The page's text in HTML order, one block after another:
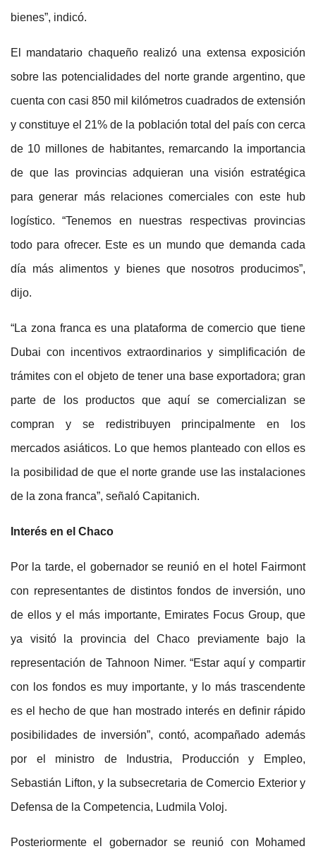
bienes”, indicó.
El mandatario chaqueño realizó una extensa exposición
sobre las potencialidades del norte grande argentino, que
cuenta con casi 850 mil kilómetros cuadrados de extensión
y constituye el 21% de la población total del país con cerca
de 10 millones de habitantes, remarcando la importancia
de que las provincias adquieran una visión estratégica
para generar más relaciones comerciales con este hub
logístico. “Tenemos en nuestras respectivas provincias
todo para ofrecer. Este es un mundo que demanda cada
día más alimentos y bienes que nosotros producimos”,
dijo.
“La zona franca es una plataforma de comercio que tiene
Dubai con incentivos extraordinarios y simplificación de
trámites con el objeto de tener una base exportadora; gran
parte de los productos que aquí se comercializan se
compran y se redistribuyen principalmente en los
mercados asiáticos. Lo que hemos planteado con ellos es
la posibilidad de que el norte grande use las instalaciones
de la zona franca”, señaló Capitanich.
Interés en el Chaco
Por la tarde, el gobernador se reunió en el hotel Fairmont
con representantes de distintos fondos de inversión, uno
de ellos y el más importante, Emirates Focus Group, que
ya visitó la provincia del Chaco previamente bajo la
representación de Tahnoon Nimer. “Estar aquí y compartir
con los fondos es muy importante, y lo más trascendente
es el hecho de que han mostrado interés en definir rápido
posibilidades de inversión”, contó, acompañado además
por el ministro de Industria, Producción y Empleo,
Sebastián Lifton, y la subsecretaria de Comercio Exterior y
Defensa de la Competencia, Ludmila Voloj.
Posteriormente el gobernador se reunió con Mohamed